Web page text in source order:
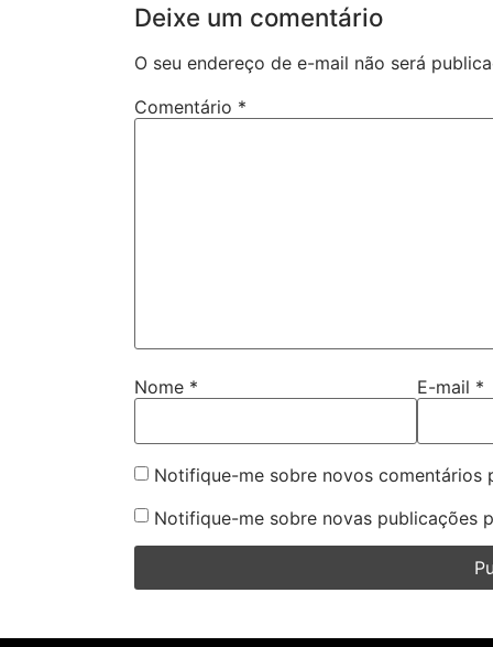
Deixe um comentário
O seu endereço de e-mail não será
Comentário *
Nome * E-mail *
Notifique-me sobre novos comentários
Notifique-me sobre novas publicações